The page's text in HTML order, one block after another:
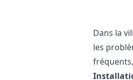
Dans la
les